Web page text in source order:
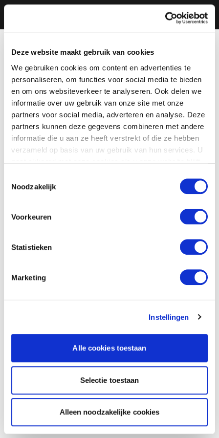
Deze website maakt gebruik van cookies
We gebruiken cookies om content en advertenties te
personaliseren, om functies voor social media te bieden
en om ons websiteverkeer te analyseren. Ook delen we
informatie over uw gebruik van onze site met onze
partners voor social media, adverteren en analyse. Deze
partners kunnen deze gegevens combineren met andere
informatie die u aan ze heeft verstrekt of die ze hebben
verzameld op basis van uw gebruik van hun services. U
Noodzakelijk
Voorkeuren
Statistieken
Marketing
Instellingen
Alle cookies toestaan
Selectie toestaan
Alleen noodzakelijke cookies